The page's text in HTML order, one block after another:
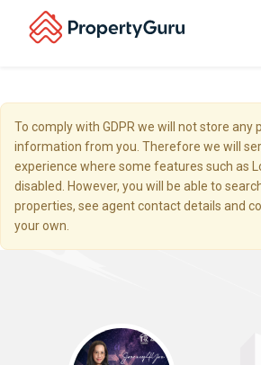
To comply with GDPR we will not store any
information from you. Therefore we will
experience where some features such as
disabled. However, you will be able to
properties, see agent contact details and
your own.